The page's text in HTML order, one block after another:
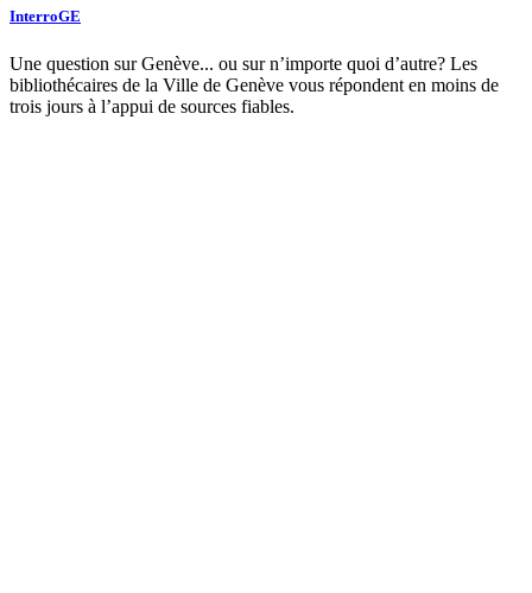
InterroGE
Une question sur Genève... ou sur n’importe quoi d’autre? Les
bibliothécaires de la Ville de Genève vous répondent en moins de
trois jours à l’appui de sources fiables.